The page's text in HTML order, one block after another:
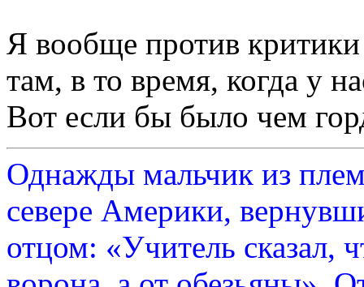
Я вообще против критики
там, в то время, когда у
Вот если бы было чем
Однажды мальчик из
севере Америки,
отцом: «Учитель сказал,